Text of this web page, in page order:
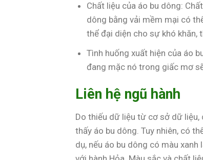
Chất liệu của áo bu dông:
dông bằng vải mềm mại có
thể đại diện cho sự khó khăn,
Tình huống xuất hiện của áo
đang mặc nó trong giấc mơ
Liên hệ ngũ hành
Do thiếu dữ liệu từ cơ sở dữ
thấy áo bu dông. Tuy nhiên, có
dụ, nếu áo bu dông có màu